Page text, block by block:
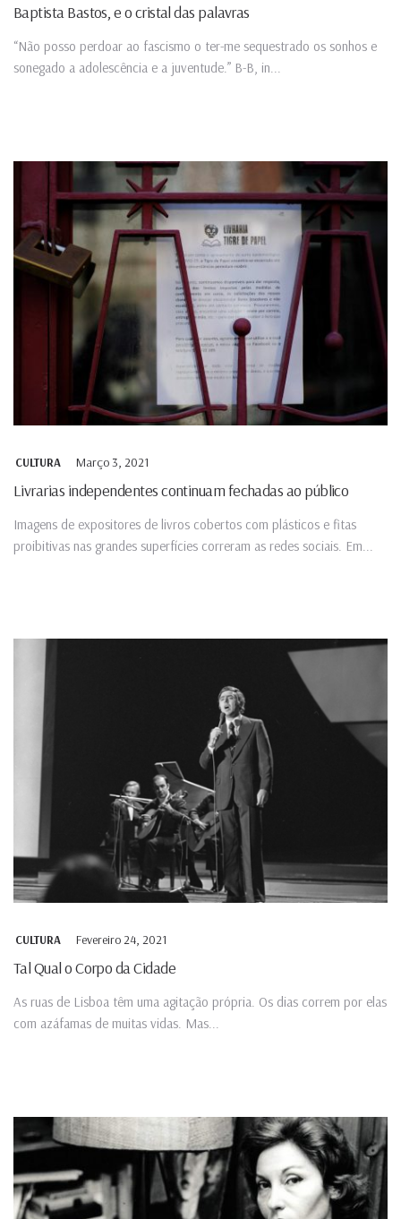
Baptista Bastos, e o cristal das palavras
“Não posso perdoar ao fascismo o ter-me sequestrado os sonhos e
sonegado a adolescência e a juventude.” B-B, in...
CULTURA Março 3, 2021
Livrarias independentes continuam fechadas ao público
Imagens de expositores de livros cobertos com plásticos e fitas
proibitivas nas grandes superfícies correram as redes sociais. Em...
CULTURA Fevereiro 24, 2021
Tal Qual o Corpo da Cidade
As ruas de Lisboa têm uma agitação própria. Os dias correm por elas
com azáfamas de muitas vidas. Mas...